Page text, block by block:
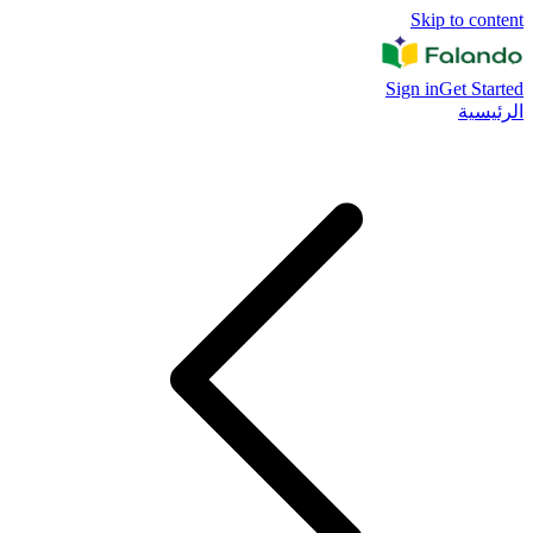
Skip to content
Sign inGet Started
الرئيسية